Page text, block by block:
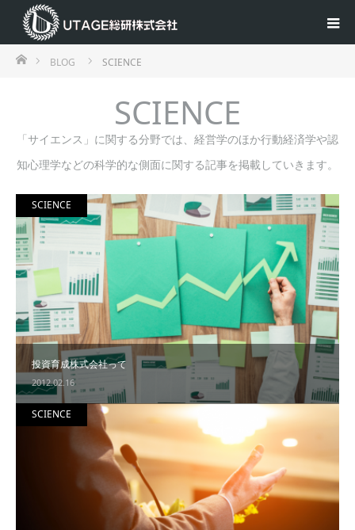
ホームBLOG SCIENCE
SCIENCE
「サイエンス」に関する分野では、経営学のほか行動経済学や認
知心理学などの科学的な側面に関する記事を掲載していきます。
投資育成株式会社って
2012.02.16
SCIENCE
SCIENCE